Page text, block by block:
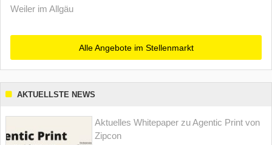
Weiler im Allgäu
Alle Angebote im Stellenmarkt
AKTUELLSTE NEWS
Aktuelles Whitepaper zu Agentic Print von
Zipcon